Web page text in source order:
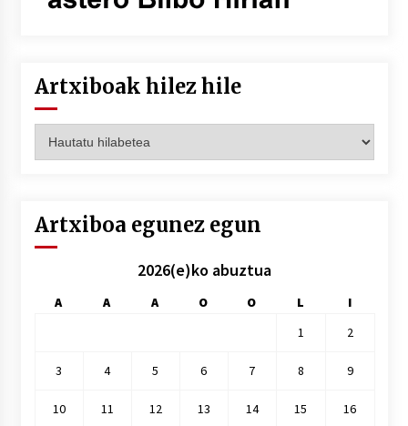
Artxiboak hilez hile
hilez
Artxiboa egunez egun
2026(e)ko abuztua
A A A O O L
I
1
2
3 4 5 6 7 8 9
10 11 12 13 14 15 16